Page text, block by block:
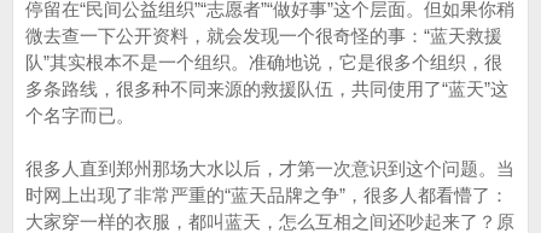
停留在“民间公益组织”“志愿者”“做好事”这个层面。但如果你稍
微去查一下公开资料，就会发现一个很奇怪的事：“蓝天救援
队”其实根本不是一个组织。准确地说，它是很多个组织，很
多条路线，很多种不同来源的救援队伍，共同使用了“蓝天”这
个名字而已。
很多人直到郑州那场大水以后，才第一次意识到这个问题。当
时网上出现了非常严重的“蓝天品牌之争”，很多人都看懵了：
大家穿一样的衣服，都叫蓝天，怎么互相之间还吵起来了？原